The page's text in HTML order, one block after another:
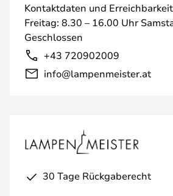
Kontaktdaten und
Freitag: 8.30 – 16.00 Uhr
Geschlossen
+43 720902009
info@lampenmeister.at
30 Tage Rückgaberecht